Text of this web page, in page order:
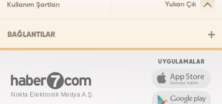
Kullanım Şartları Yukarı Çık
BAĞLANTILAR
Nokta Elektronik Medya A.Ş.
UYGULAMALAR